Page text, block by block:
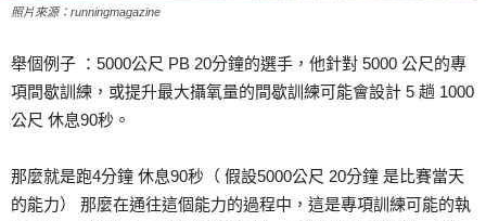
照片來源：runningmagazine
舉個例子 ：5000公尺 PB 20分鐘的選手，他針對 5000 公尺的專
項間歇訓練，或提升最大攝氧量的間歇訓練可能會設計 5 趟 1000
公尺 休息90秒。
那麼就是跑4分鐘 休息90秒（ 假設5000公尺 20分鐘 是比賽當天
的能力） 那麼在通往這個能力的過程中，這是專項訓練可能的執